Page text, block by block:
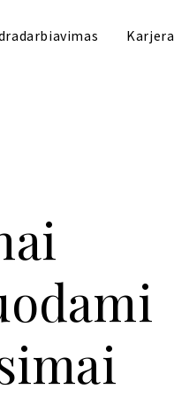
Karjera